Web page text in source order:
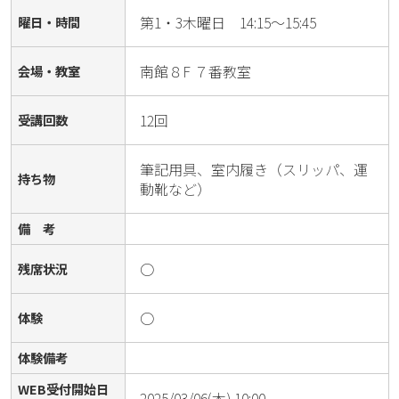
曜日・時間 第1・3木曜日 14:15～15:45
会場・教室 南館８F ７番教室
受講回数 12回
持ち物
筆記用具、室内履き（スリッパ、運
動靴など）
備 考
残席状況 ○
体験 ○
体験備考
WEB受付開始日